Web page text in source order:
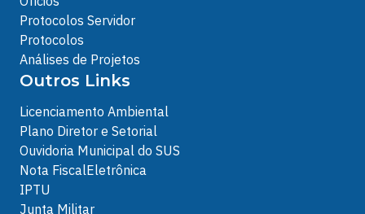
Protocolos Servidor
Protocolos
Análises de Projetos
Outros Links
Licenciamento Ambiental
Plano Diretor e Setorial
Ouvidoria Municipal do SUS
Nota FiscalEletrônica
IPTU
Junta Militar